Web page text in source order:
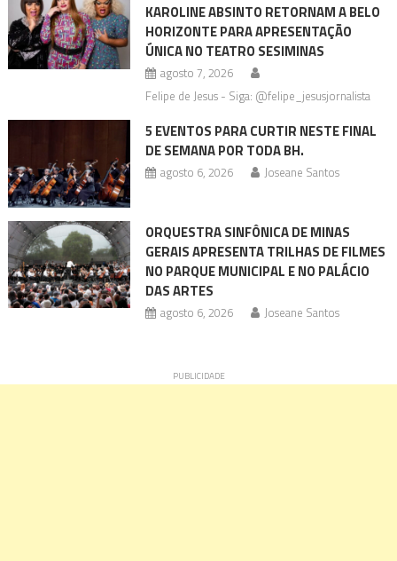
KAROLINE ABSINTO RETORNAM A BELO
HORIZONTE PARA APRESENTAÇÃO
ÚNICA NO TEATRO SESIMINAS
agosto 7, 2026
Felipe de Jesus - Siga: @felipe_jesusjornalista
5 EVENTOS PARA CURTIR NESTE FINAL
DE SEMANA POR TODA BH.
agosto 6, 2026 Joseane Santos
ORQUESTRA SINFÔNICA DE MINAS
GERAIS APRESENTA TRILHAS DE FILMES
NO PARQUE MUNICIPAL E NO PALÁCIO
DAS ARTES
agosto 6, 2026 Joseane Santos